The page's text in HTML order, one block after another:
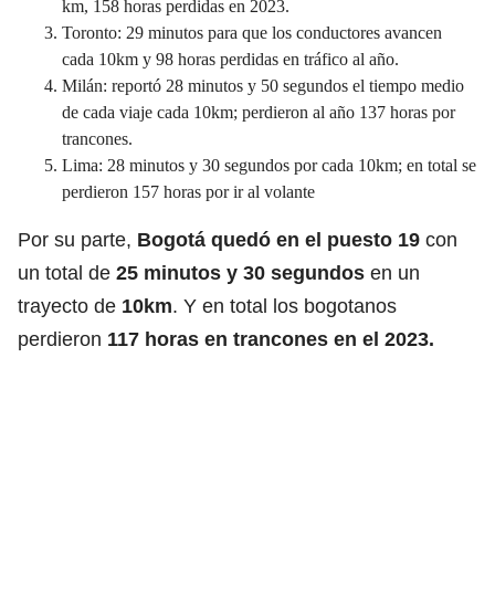
km, 158 horas perdidas en 2023.
Toronto: 29 minutos para que los conductores avancen
cada 10km y 98 horas perdidas en tráfico al año.
Milán: reportó 28 minutos y 50 segundos el tiempo medio
de cada viaje cada 10km; perdieron al año 137 horas por
trancones.
Lima: 28 minutos y 30 segundos por cada 10km; en total se
perdieron 157 horas por ir al volante
Por su parte, Bogotá quedó en el puesto 19 con
un total de 25 minutos y 30 segundos en un
trayecto de 10km. Y en total los bogotanos
perdieron 117 horas en trancones en el 2023.